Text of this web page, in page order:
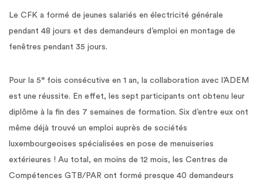
Le CFK a formé de jeunes salariés en électricité générale
pendant 48 jours et des demandeurs d’emploi en montage de
fenêtres pendant 35 jours.
Pour la 5 e fois consécutive en 1 an, la collaboration avec l’ADEM
est une réussite. En effet, les sept participants ont obtenu leur
diplôme à la fin des 7 semaines de formation. Six d’entre eux ont
même déjà trouvé un emploi auprès de sociétés
luxembourgeoises spécialisées en pose de menuiseries
extérieures ! Au total, en moins de 12 mois, les Centres de
Compétences GTB/PAR ont formé presque 40 demandeurs